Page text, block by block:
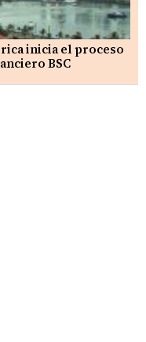
inicia el proceso
BSC